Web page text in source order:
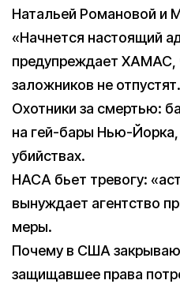
Натальей Романовой и
«Начнется настоящий
предупреждает ХАМАС,
заложников не отпустят.
Охотники за смертью:
на гей-бары Нью-Йорка,
убийствах.
НАСА бьет тревогу:
вынуждает агентство
меры.
Почему в США
защищавшее права